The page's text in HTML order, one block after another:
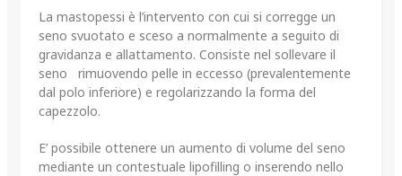
La mastopessi è l’intervento con cui si corregge un
seno svuotato e sceso a normalmente a seguito di
gravidanza e allattamento. Consiste nel sollevare il
seno rimuovendo pelle in eccesso (prevalentemente
dal polo inferiore) e regolarizzando la forma del
capezzolo.
E’ possibile ottenere un aumento di volume del seno
mediante un contestuale lipofilling o inserendo nello